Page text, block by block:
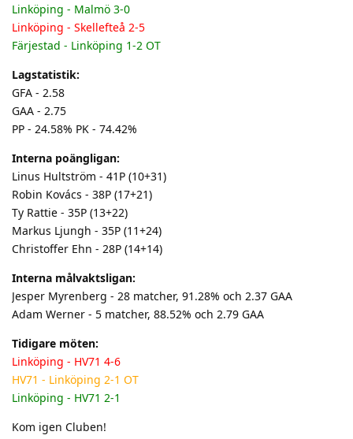
Linköping - Malmö 3-0
Linköping - Skellefteå 2-5
Färjestad - Linköping 1-2 OT
Lagstatistik:
GFA - 2.58
GAA - 2.75
PP - 24.58% PK - 74.42%
Interna poängligan:
Linus Hultström - 41P (10+31)
Robin Kovács - 38P (17+21)
Ty Rattie - 35P (13+22)
Markus Ljungh - 35P (11+24)
Christoffer Ehn - 28P (14+14)
Interna målvaktsligan:
Jesper Myrenberg - 28 matcher, 91.28% och 2.37 GAA
Adam Werner - 5 matcher, 88.52% och 2.79 GAA
Tidigare möten:
Linköping - HV71 4-6
HV71 - Linköping 2-1 OT
Linköping - HV71 2-1
Kom igen Cluben!